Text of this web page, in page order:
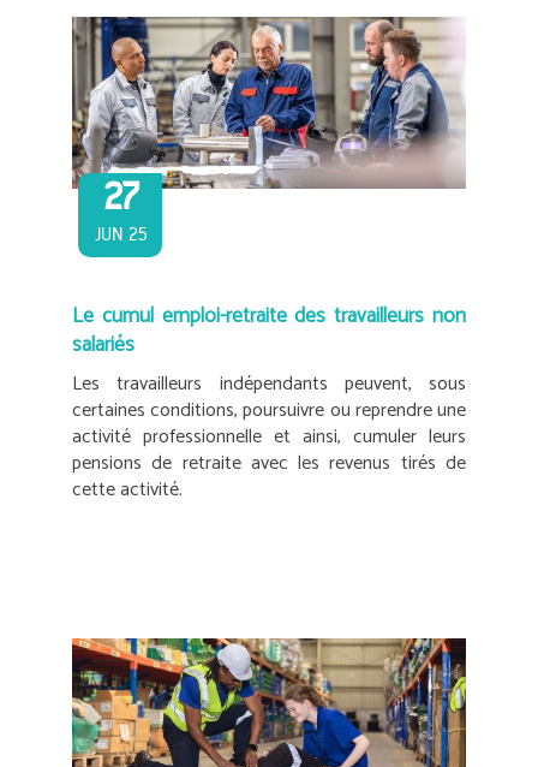
27
JUN 25
Le cumul emploi-retraite des travailleurs non
salariés
Les travailleurs indépendants peuvent, sous
certaines conditions, poursuivre ou reprendre une
activité professionnelle et ainsi, cumuler leurs
pensions de retraite avec les revenus tirés de
cette activité.